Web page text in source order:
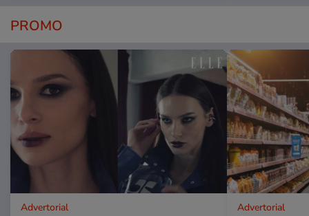
PROMO
Advertorial Advertorial